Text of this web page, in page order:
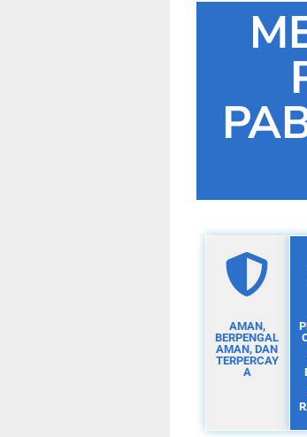
AMAN,
BERPENGAL
AMAN, DAN
TERPERCAY
A